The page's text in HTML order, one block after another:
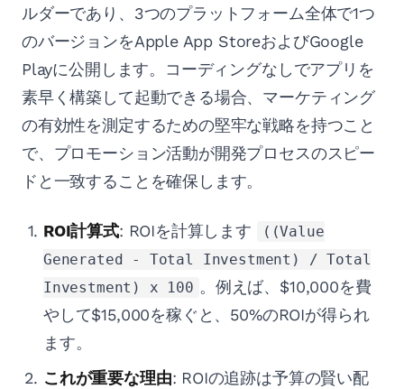
ルダーであり、3つのプラットフォーム全体で1つ
のバージョンをApple App StoreおよびGoogle
Playに公開します。コーディングなしでアプリを
素早く構築して起動できる場合、マーケティング
の有効性を測定するための堅牢な戦略を持つこと
で、プロモーション活動が開発プロセスのスピー
ドと一致することを確保します。
ROI計算式: ROIを計算します
((Value
Generated - Total Investment) / Total
Investment) x 100 。例えば、$10,000を費
やして$15,000を稼ぐと、50%のROIが得られ
ます。
これが重要な理由: ROIの追跡は予算の賢い配